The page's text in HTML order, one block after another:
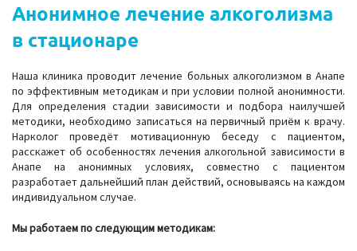
Анонимное лечение алкоголизма
в стационаре
Наша клиника проводит лечение больных алкоголизмом в Анапе
по эффективным методикам и при условии полной анонимности.
Для определения стадии зависимости и подбора наилучшей
методики, необходимо записаться на первичный приём к врачу.
Нарколог проведёт мотивационную беседу с пациентом,
расскажет об особенностях лечения алкогольной зависимости в
Анапе на анонимных условиях, совместно с пациентом
разработает дальнейший план действий, основываясь на каждом
индивидуальном случае.
Мы работаем по следующим методикам: